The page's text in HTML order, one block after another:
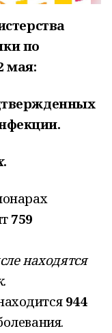
по
мая:
.
759
находятся
944